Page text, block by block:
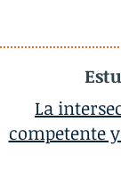
La
competente